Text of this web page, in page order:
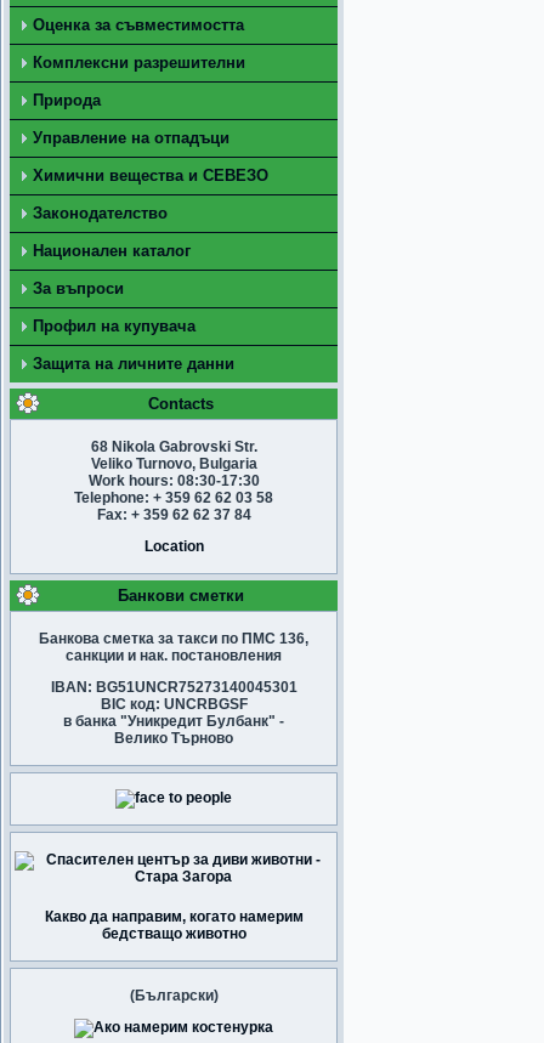
Оценка за съвместимостта
Комплексни разрешителни
Природа
Управление на отпадъци
Химични вещества и СЕВЕЗО
Законодателство
Национален каталог
За въпроси
Профил на купувача
Защита на личните данни
Contacts
68 Nikola Gabrovski Str.
Veliko Turnovo, Bulgaria
Work hours: 08:30-17:30
Telephone: + 359 62 62 03 58
Fax: + 359 62 62 37 84
Location
Банкови сметки
Банкова сметка за такси по ПМС 136,
санкции и нак. постановления
IBAN: BG51UNCR75273140045301
BIC код: UNCRBGSF
в банка "Уникредит Булбанк" -
Велико Търново
Какво да направим, когато намерим
бедстващо животно
(Български)